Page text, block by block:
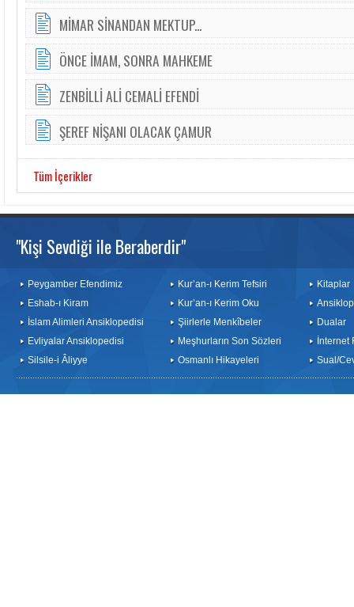
MİMAR SİNANDAN MEKTUP...
ÖNCE İMAM, SONRA MAHKEME
ZENBİLLİ ALİ CEMALİ EFENDİ
ŞEREF NİŞANI OLACAK ÇAMUR
Tüm İçerikler
"Kişi Sevdiği ile Beraberdir"
Peygamber Efendimiz
Eshab-ı Kiram
İslam Alimleri Ansiklopedisi
Evliyalar Ansiklopedisi
Silsile-i Âliyye
Kur’an-ı Kerim Tefsiri
Kur’an-ı Kerim Oku
Şiirlerle Menkîbeler
Meşhurların Son Sözleri
Osmanlı Hikayeleri
Kitaplar
Dualar
İnternet
Sual/